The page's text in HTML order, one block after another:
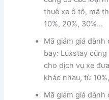
thuê xe ô tô, mã
10%, 20%, 30%…
Mã giảm giá
bay: Luxstay
cho dịch vụ xe
khác nhau, từ
Mã giảm giá